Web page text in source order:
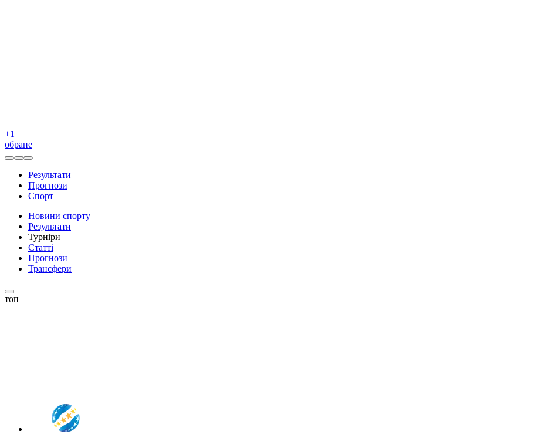
+1
обране
Результати
Прогнози
Спорт
Новини спорту
Результати
Турніри
Статті
Прогнози
Трансфери
топ